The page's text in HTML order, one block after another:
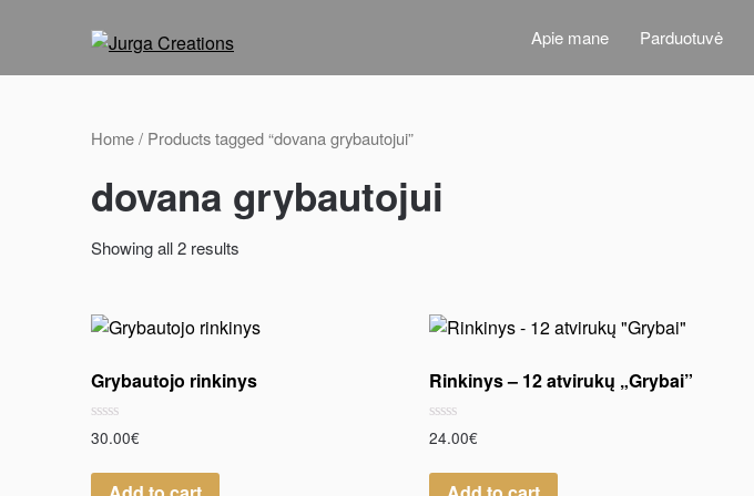
Apie mane Parduotuvė
Home/ Products tagged “dovana grybautojui”
dovana grybautojui
Showing all 2 results
Grybautojo rinkinys
Rated
0
of
30.00€
Rinkinys – 12 atvirukų „Grybai”
Rated
0
of
24.00€